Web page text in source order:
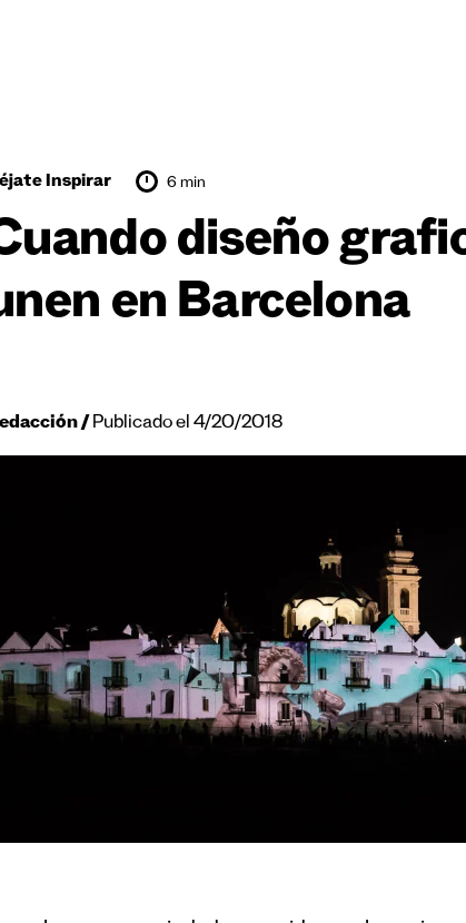
Inspirar 6 min
diseño
en Barcelona
Publicado el 4/20/2018